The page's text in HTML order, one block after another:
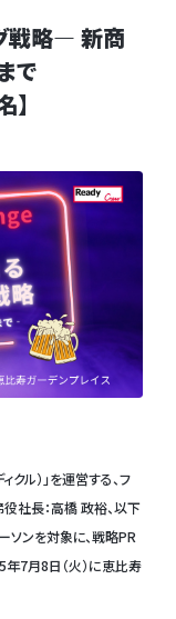
戦略― 新商
で
】
ル）」を運営する、フ
社長：高橋 政裕、以下
ソンを対象に、戦略PR
年7月8日（火）に恵比寿